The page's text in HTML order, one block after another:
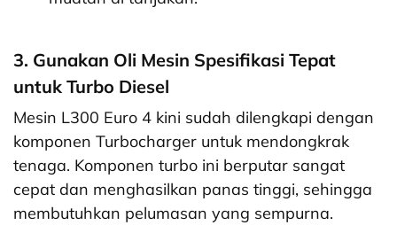
3. Gunakan Oli Mesin Spesifikasi Tepat
untuk Turbo Diesel
Mesin L300 Euro 4 kini sudah dilengkapi dengan
komponen Turbocharger untuk mendongkrak
tenaga. Komponen turbo ini berputar sangat
cepat dan menghasilkan panas tinggi, sehingga
membutuhkan pelumasan yang sempurna.